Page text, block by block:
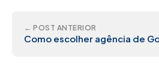
← POST ANTERIOR
Como escolher agência de